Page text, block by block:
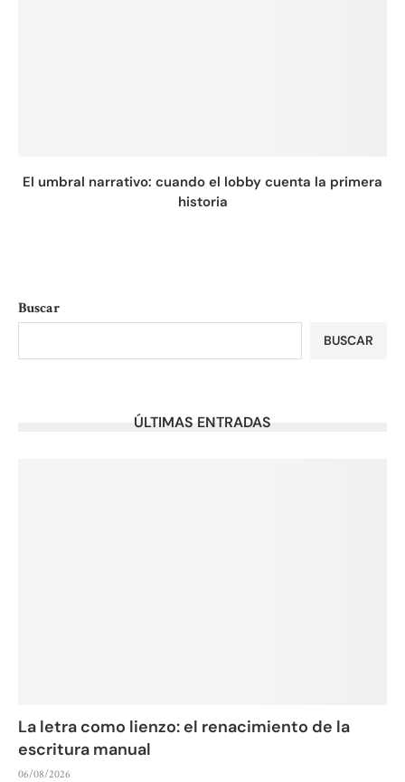
El umbral narrativo: cuando el lobby cuenta la primera
historia
Buscar
BUSCAR
ÚLTIMAS ENTRADAS
La letra como lienzo: el renacimiento de la
escritura manual
06/08/2026